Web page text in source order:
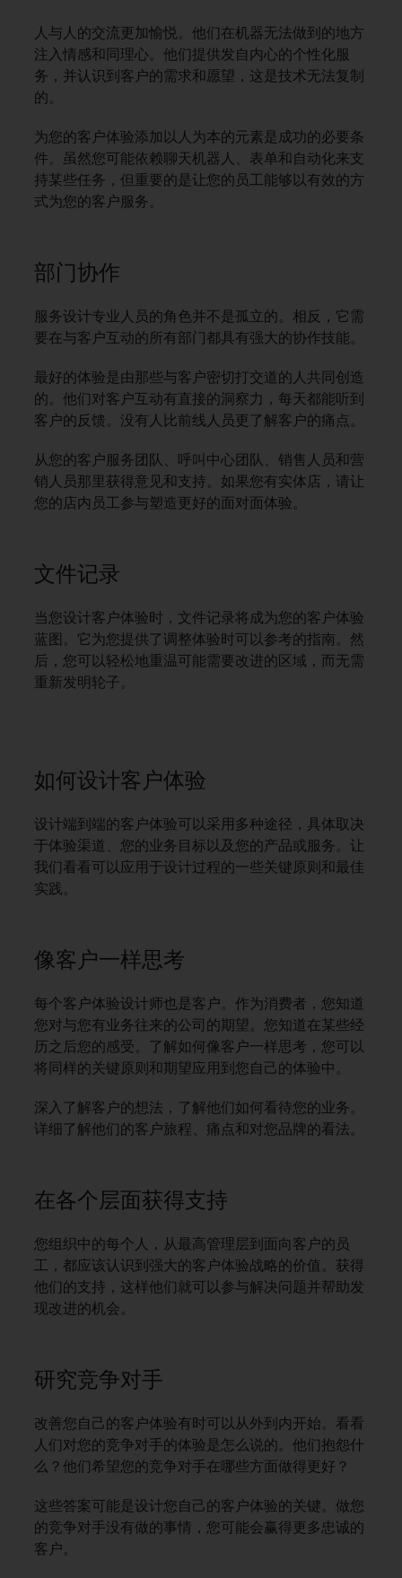
人与人的交流更加愉悦。他们在机器无法做到的地方
注入情感和同理心。他们提供发自内心的个性化服
务，并认识到客户的需求和愿望，这是技术无法复制
的。
为您的客户体验添加以人为本的元素是成功的必要条
件。虽然您可能依赖聊天机器人、表单和自动化来支
持某些任务，但重要的是让您的员工能够以有效的方
式为您的客户服务。
部门协作
服务设计专业人员的角色并不是孤立的。相反，它需
要在与客户互动的所有部门都具有强大的协作技能。
最好的体验是由那些与客户密切打交道的人共同创造
的。他们对客户互动有直接的洞察力，每天都能听到
客户的反馈。没有人比前线人员更了解客户的痛点。
从您的客户服务团队、呼叫中心团队、销售人员和营
销人员那里获得意见和支持。如果您有实体店，请让
您的店内员工参与塑造更好的面对面体验。
文件记录
当您设计客户体验时，文件记录将成为您的客户体验
蓝图。它为您提供了调整体验时可以参考的指南。然
后，您可以轻松地重温可能需要改进的区域，而无需
重新发明轮子。
如何设计客户体验
设计端到端的客户体验可以采用多种途径，具体取决
于体验渠道、您的业务目标以及您的产品或服务。让
我们看看可以应用于设计过程的一些关键原则和最佳
实践。
像客户一样思考
每个客户体验设计师也是客户。作为消费者，您知道
您对与您有业务往来的公司的期望。您知道在某些经
历之后您的感受。了解如何像客户一样思考，您可以
将同样的关键原则和期望应用到您自己的体验中。
深入了解客户的想法，了解他们如何看待您的业务。
详细了解他们的客户旅程、痛点和对您品牌的看法。
在各个层面获得支持
您组织中的每个人，从最高管理层到面向客户的员
工，都应该认识到强大的客户体验战略的价值。获得
他们的支持，这样他们就可以参与解决问题并帮助发
现改进的机会。
研究竞争对手
改善您自己的客户体验有时可以从外到内开始。看看
人们对您的竞争对手的体验是怎么说的。他们抱怨什
么？他们希望您的竞争对手在哪些方面做得更好？
这些答案可能是设计您自己的客户体验的关键。做您
的竞争对手没有做的事情，您可能会赢得更多忠诚的
客户。